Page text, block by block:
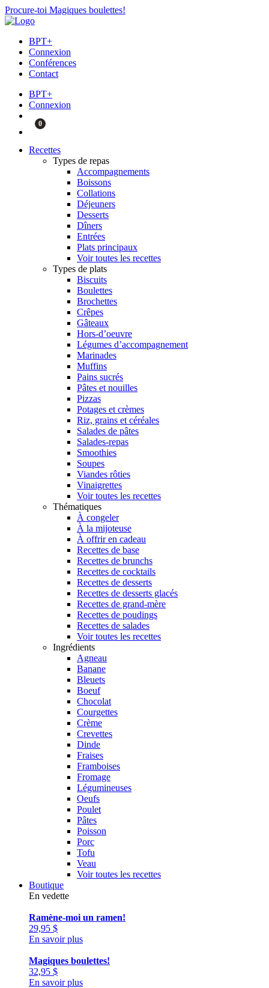
Procure-toi Magiques boulettes!
BPT+
Connexion
Conférences
Contact
BPT+
Connexion
0
Recettes
Types de repas
Accompagnements
Boissons
Collations
Déjeuners
Desserts
Dîners
Entrées
Plats principaux
Voir toutes les recettes
Types de plats
Biscuits
Boulettes
Brochettes
Crêpes
Gâteaux
Hors-d’oeuvre
Légumes d’accompagnement
Marinades
Muffins
Pains sucrés
Pâtes et nouilles
Pizzas
Potages et crèmes
Riz, grains et céréales
Salades de pâtes
Salades-repas
Smoothies
Soupes
Viandes rôties
Vinaigrettes
Voir toutes les recettes
Thématiques
À congeler
À la mijoteuse
À offrir en cadeau
Recettes de base
Recettes de brunchs
Recettes de cocktails
Recettes de desserts
Recettes de desserts glacés
Recettes de grand-mère
Recettes de poudings
Recettes de salades
Voir toutes les recettes
Ingrédients
Agneau
Banane
Bleuets
Boeuf
Chocolat
Courgettes
Crème
Crevettes
Dinde
Fraises
Framboises
Fromage
Légumineuses
Oeufs
Poulet
Pâtes
Poisson
Porc
Tofu
Veau
Voir toutes les recettes
Boutique
En vedette
Ramène-moi un ramen!
29,95 $
En savoir plus
Magiques boulettes!
32,95 $
En savoir plus